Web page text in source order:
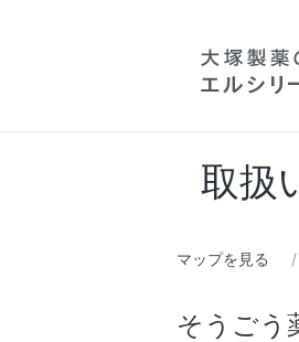
取扱
マップを見る
そうごう